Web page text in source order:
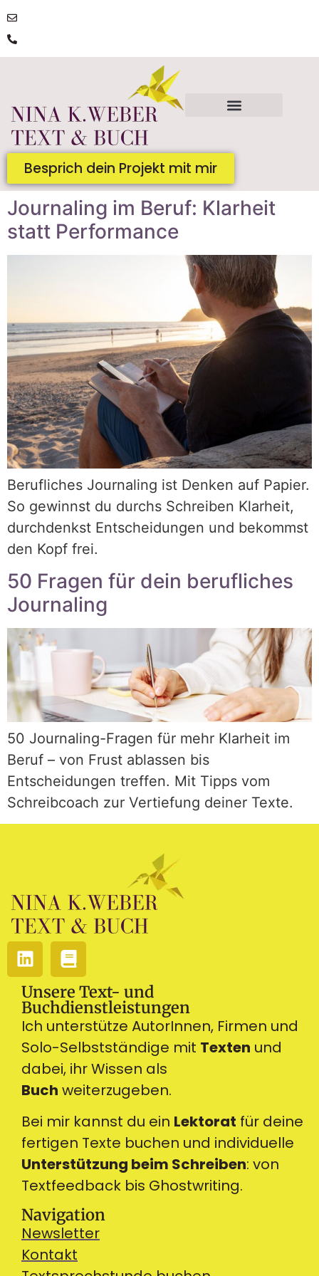
Besprich dein Projekt mit mir
Journaling im Beruf: Klarheit
statt Performance
Berufliches Journaling ist Denken auf Papier.
So gewinnst du durchs Schreiben Klarheit,
durchdenkst Entscheidungen und bekommst
den Kopf frei.
50 Fragen für dein berufliches
Journaling
50 Journaling-Fragen für mehr Klarheit im
Beruf – von Frust ablassen bis
Entscheidungen treffen. Mit Tipps vom
Schreibcoach zur Vertiefung deiner Texte.
Ich unterstütze AutorInnen, Firmen und
Solo-Selbstständige mit Texten und
dabei, ihr Wissen als
Buch weiterzugeben.
Bei mir kannst du ein Lektorat für deine
fertigen Texte buchen und individuelle
Unterstützung beim Schreiben: von
Textfeedback bis Ghostwriting.
Unsere Text- und
Buchdienstleistungen
Navigation
Newsletter
Kontakt